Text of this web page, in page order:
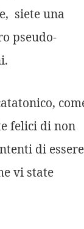
siete una
pseudo-
felici di non
di essere
vi state